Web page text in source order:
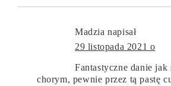
Madzia napisał
29 listopada 2021 o
Fantastyczne danie jak
chorym, pewnie przez tą pastę